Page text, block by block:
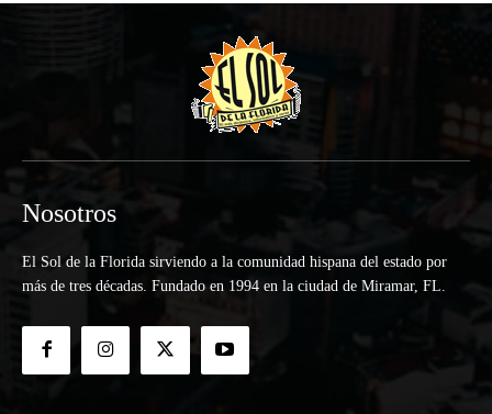
Nosotros
El Sol de la Florida sirviendo a la comunidad hispana del estado por
más de tres décadas. Fundado en 1994 en la ciudad de Miramar, FL.